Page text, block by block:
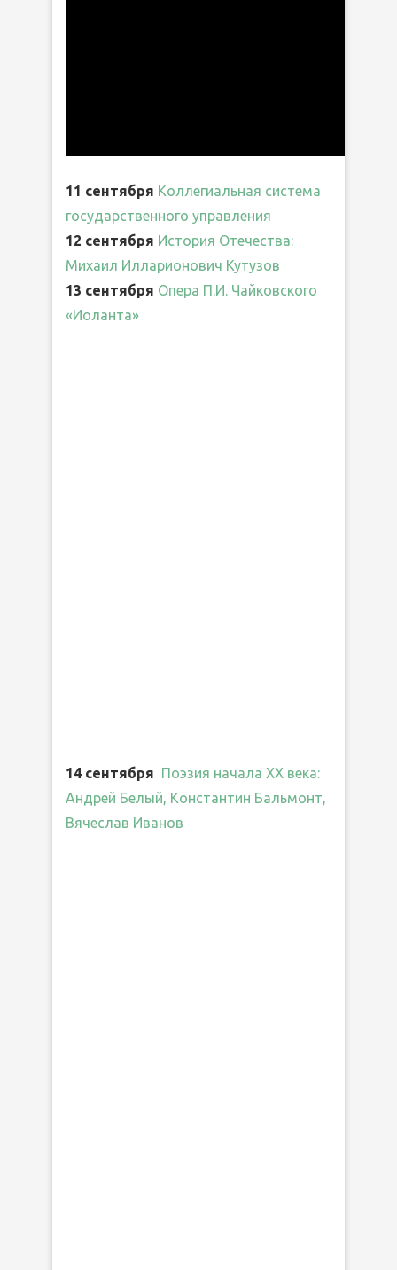
11 сентября Коллегиальная система
государственного управления
12 сентября История Отечества:
Михаил Илларионович Кутузов
13 сентября Опера П.И. Чайковского
«Иоланта»
14 сентября
Поэзия начала ХХ века:
Андрей Белый, Константин Бальмонт,
Вячеслав Иванов